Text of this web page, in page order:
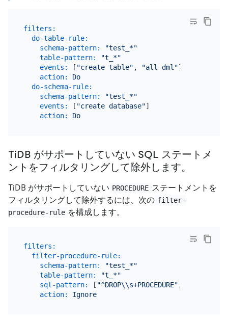
filters:
do-table-rule:
schema-pattern:
"test_*"
table-pattern:
"t_*"
events:
[ "create table" , "all dml"]
action:
Do
do-schema-rule:
schema-pattern:
"test_*"
events:
[ "create database"]
action:
Do
TiDB がサポートしていない SQL ステートメ
ントをフィルタリングして除外します。
TiDB がサポートしていない PROCEDURE ステートメントを
フィルタリングして除外するには、次の filter-
procedure-rule を構成します。
filters:
filter-procedure-rule:
schema-pattern:
"test_*"
table-pattern:
"t_*"
sql-pattern:
[ "^DROP\\s+PROCEDURE" ,
action:
Ignore